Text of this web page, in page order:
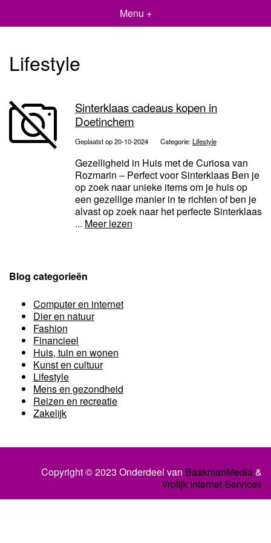
Menu +
Lifestyle
Sinterklaas cadeaus kopen in
Doetinchem
Geplaatst op 20-10-2024 Categorie:Lifestyle
Gezelligheid in Huis met de Curiosa van
Rozmarin – Perfect voor Sinterklaas Ben je
op zoek naar unieke items om je huis op
een gezellige manier in te richten of ben je
alvast op zoek naar het perfecte Sinterklaas
... Meer lezen
Blog categorieën
Computer en internet
Dier en natuur
Fashion
Financieel
Huis, tuin en wonen
Kunst en cultuur
Lifestyle
Mens en gezondheid
Reizen en recreatie
Zakelijk
Copyright © 2023 Onderdeel van BaakmanMedia&
Vrolijk Internet Services